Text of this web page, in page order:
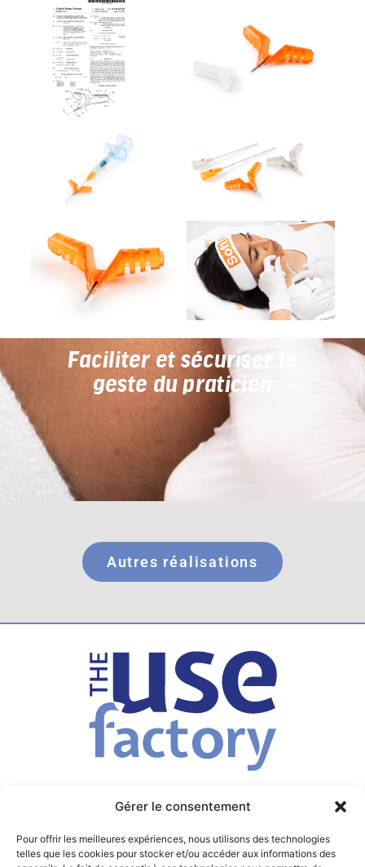
Gérer le consentement
Pour offrir les meilleures expériences, nous utilisons des technologies
telles que les cookies pour stocker et/ou accéder aux informations des
Faciliter et sécuriser le
geste du praticien
Autres réalisations
1 Place du 8 Mai
F-14610 Cairon